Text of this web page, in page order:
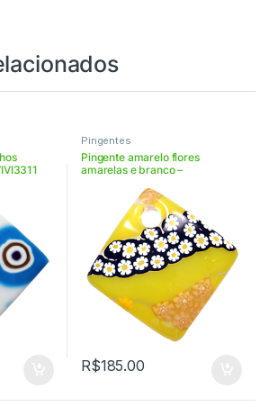
Pingentes
Pingente amarelo flores
amarelas e branco –
R$185.00